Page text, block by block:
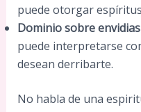
puede otorgar
Dominio sobre
puede interpretarse
desean derribarte.
No habla de una